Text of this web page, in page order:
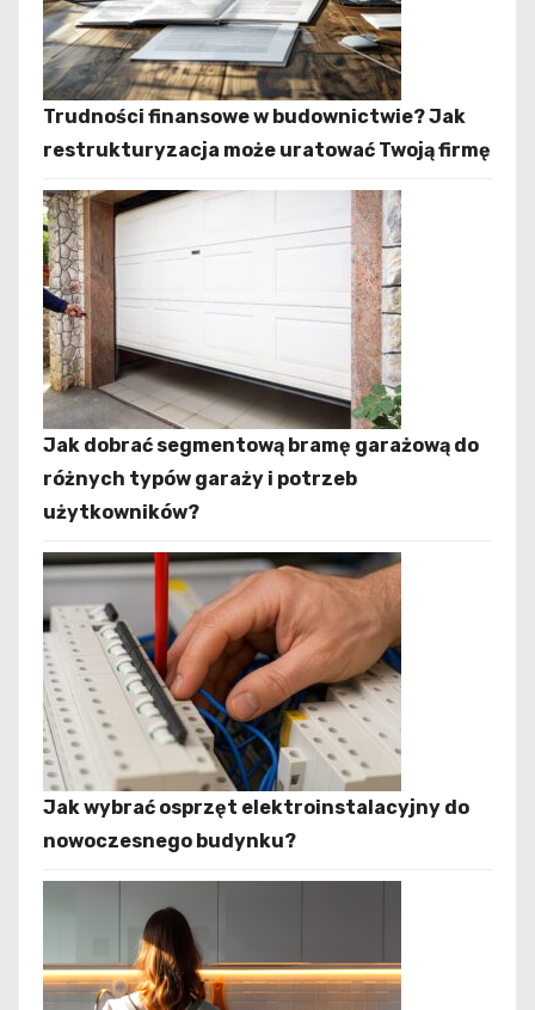
Trudności finansowe w budownictwie? Jak
restrukturyzacja może uratować Twoją firmę
Jak dobrać segmentową bramę garażową do
różnych typów garaży i potrzeb
użytkowników?
Jak wybrać osprzęt elektroinstalacyjny do
nowoczesnego budynku?